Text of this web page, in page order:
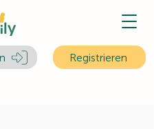
Registrieren